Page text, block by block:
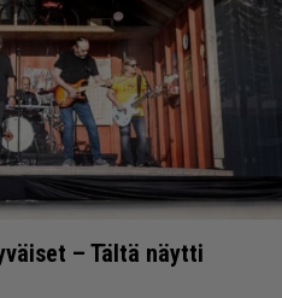
– Tältä näytti